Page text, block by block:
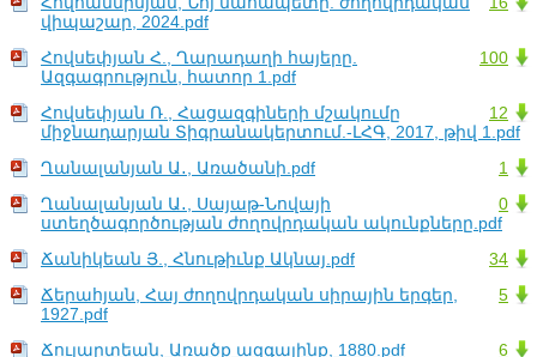
վիպաշար, 2024.pdf
100
Հովսեփյան Հ., Ղարադաղի հայերը.
Ազգագրություն, հատոր 1.pdf
12
Հովսեփյան Ռ., Հացազգիների մշակումը
միջնադարյան Տիգրանակերտում.-ԼՀԳ, 2017, թիվ 1.pdf
1
Ղանալանյան Ա․, Առածանի.pdf
0
Ղանալանյան Ա․, Սայաթ-Նովայի
ստեղծագործության ժողովրդական ակունքները.pdf
34
Ճանիկեան Յ., Հնութիւնք Ակնայ.pdf
5
Ճերահյան, Հայ ժողովրդական սիրային երգեր,
1927.pdf
6
Ճուլարտեան, Առածք ազգայինք, 1880.pdf